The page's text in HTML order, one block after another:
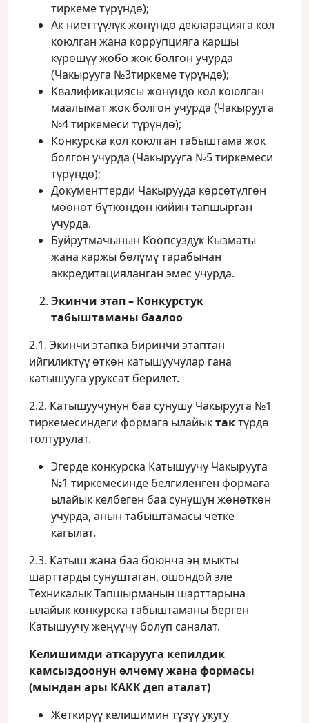
тиркеме түрүндө);
Ак ниеттүүлүк жөнүндө декларацияга кол
коюлган жана коррупцияга каршы
күрөшүү жобо жок болгон учурда
(Чакырууга №3тиркеме түрүндө);
Квалификациясы жөнүндө кол коюлган
маалымат жок болгон учурда (Чакырууга
№4 тиркемеси түрүндө);
Конкурска кол коюлган табыштама жок
болгон учурда (Чакырууга №5 тиркемеси
түрүндө);
Документтерди Чакырууда көрсөтүлгөн
мөөнөт бүткөндөн кийин тапшырган
учурда.
Буйрутмачынын Коопсуздук Кызматы
жана каржы бөлүмү тарабынан
аккредитацияланган эмес учурда.
Экинчи этап – Конкурстук
табыштаманы баалоо
2.1. Экинчи этапка биринчи этаптан
ийгиликтүү өткөн катышуучулар гана
катышууга уруксат берилет.
2.2. Катышуучунун баа сунушу Чакырууга №1
тиркемесиндеги формага ылайыктактүрдө
толтурулат.
Эгерде конкурска Катышуучу Чакырууга
№1 тиркемесинде белгиленген формага
ылайык келбеген баа сунушун жөнөткөн
учурда, анын табыштамасы четке
кагылат.
2.3. Катыш жана баа боюнча эң мыкты
шарттарды сунуштаган, ошондой эле
Техникалык Тапшырманын шарттарына
ылайык конкурска табыштаманы берген
Катышуучу жеңүүчү болуп саналат.
Келишимди аткарууга кепилдик
камсыздоонун өлчөмү жана формасы
(мындан ары КАКК деп аталат)
Жеткирүү келишимин түзүү укугу